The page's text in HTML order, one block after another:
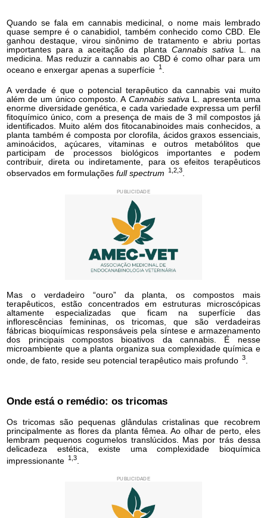
Quando se fala em cannabis medicinal, o nome mais lembrado
quase sempre é o canabidiol, também conhecido como CBD. Ele
ganhou destaque, virou sinônimo de tratamento e abriu portas
importantes para a aceitação da planta Cannabis sativa
L. na
medicina. Mas reduzir a cannabis ao CBD é como olhar para um
oceano e enxergar apenas a superfície 1.
A verdade é que o potencial terapêutico da cannabis vai muito
além de um único composto. A Cannabis sativa
L. apresenta uma
enorme diversidade genética, e cada variedade expressa um perfil
fitoquímico único, com a presença de mais de 3 mil compostos já
identificados. Muito além dos fitocanabinoides mais conhecidos, a
planta também é composta por clorofila, ácidos graxos essenciais,
aminoácidos, açúcares, vitaminas e outros metabólitos que
participam de processos biológicos importantes e podem
contribuir, direta ou indiretamente, para os efeitos terapêuticos
observados em formulaçõesfull spectrum 1,2,3.
PUBLICIDADE
Mas o verdadeiro “ouro” da planta, os compostos mais
terapêuticos, estão concentrados em estruturas microscópicas
altamente especializadas que ficam na superfície das
inflorescências femininas, os tricomas, que são verdadeiras
fábricas bioquímicas responsáveis pela síntese e armazenamento
dos principais compostos bioativos da cannabis. É nesse
microambiente que a planta organiza sua complexidade química e
onde, de fato, reside seu potencial terapêutico mais profundo 3
Onde está o remédio: os tricomas
Os tricomas são pequenas glândulas cristalinas que recobrem
principalmente as flores da planta fêmea. Ao olhar de perto, eles
lembram pequenos cogumelos translúcidos. Mas por trás dessa
delicadeza estética, existe uma complexidade bioquímica
impressionante 1,3
PUBLICIDADE